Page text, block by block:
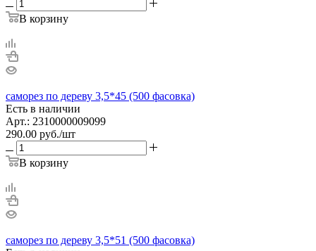
В корзину
саморез по дереву 3,5*45 (500 фасовка)
Есть в наличии
Арт.: 2310000009099
290.00 руб./шт
В корзину
саморез по дереву 3,5*51 (500 фасовка)